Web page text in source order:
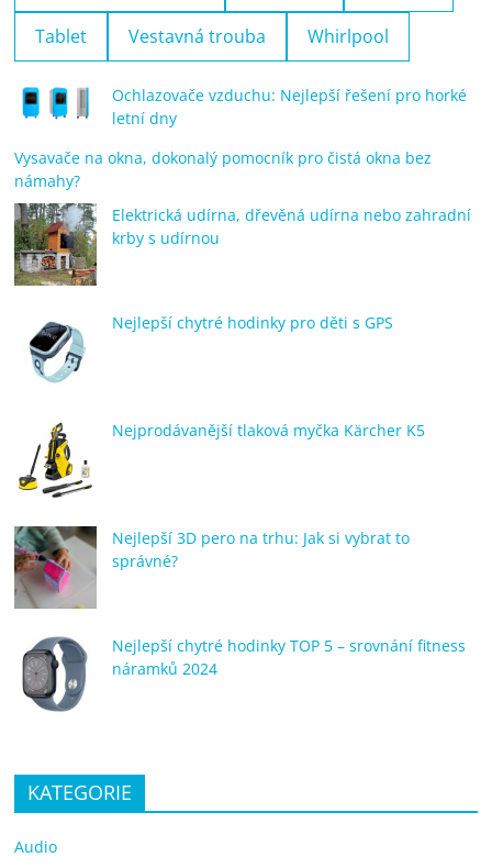
Tablet Vestavná trouba Whirlpool
Ochlazovače vzduchu: Nejlepší řešení pro horké
letní dny
Vysavače na okna, dokonalý pomocník pro čistá okna bez
námahy?
Elektrická udírna, dřevěná udírna nebo zahradní
krby s udírnou
Nejlepší chytré hodinky pro děti s GPS
Nejprodávanější tlaková myčka Kärcher K5
Nejlepší 3D pero na trhu: Jak si vybrat to
správné?
Nejlepší chytré hodinky TOP 5 – srovnání fitness
náramků 2024
KATEGORIE
Audio